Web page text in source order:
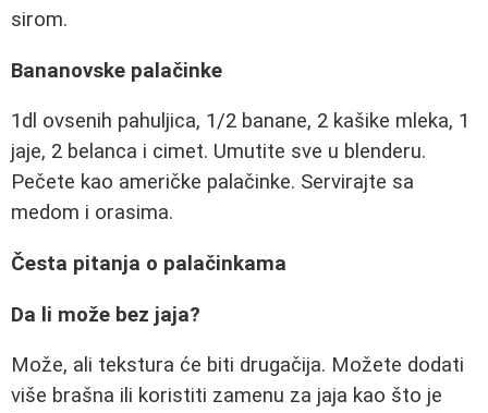
sirom.
Bananovske palačinke
1dl ovsenih pahuljica, 1/2 banane, 2 kašike mleka, 1
jaje, 2 belanca i cimet. Umutite sve u blenderu.
Pečete kao američke palačinke. Servirajte sa
medom i orasima.
Česta pitanja o palačinkama
Da li može bez jaja?
Može, ali tekstura će biti drugačija. Možete dodati
više brašna ili koristiti zamenu za jaja kao što je